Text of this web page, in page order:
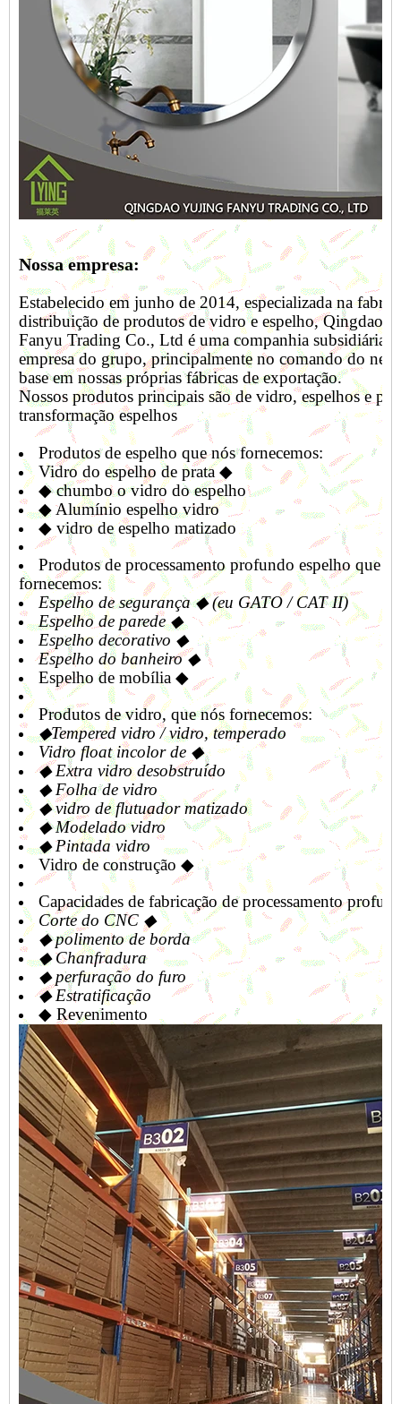
Nossa empresa:
Estabelecido em junho de 2014, especializada na
distribuição de produtos de vidro e espelho, Qingdao
Fanyu Trading Co., Ltd é uma companhia subsidiária
empresa do grupo, principalmente no comando do
base em nossas próprias fábricas de exportação.
Nossos produtos principais são de vidro, espelhos e
transformação espelhos
Produtos de espelho que nós fornecemos:
Vidro do espelho de prata ◆
◆ chumbo o vidro do espelho
◆ Alumínio espelho vidro
◆ vidro de espelho matizado
Produtos de processamento profundo espelho que
fornecemos:
Espelho de segurança ◆ (eu GATO / CAT II)
Espelho de parede ◆
Espelho decorativo ◆
Espelho do banheiro ◆
Espelho de mobília ◆
Produtos de vidro, que nós fornecemos:
◆Tempered vidro / vidro, temperado
Vidro float incolor de ◆
◆ Extra vidro desobstruído
◆ Folha de vidro
◆ vidro de flutuador matizado
◆ Modelado vidro
◆ Pintada vidro
Vidro de construção ◆
Capacidades de fabricação de processamento
Corte do CNC ◆
◆ polimento de borda
◆ Chanfradura
◆ perfuração do furo
◆ Estratificação
◆ Revenimento